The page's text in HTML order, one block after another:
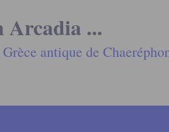
Arcadia ...
antique de